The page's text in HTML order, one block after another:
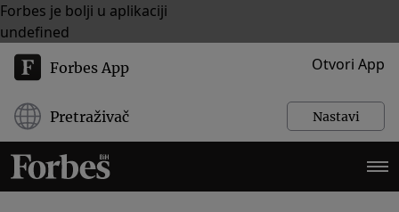
Forbes je bolji u aplikaciji
undefined
Forbes App Otvori App
Pretraživač Nastavi